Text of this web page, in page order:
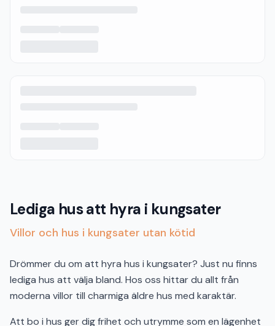
Lediga hus att hyra i kungsater
Villor och hus i kungsater utan kötid
Drömmer du om att hyra hus i kungsater? Just nu finns
lediga hus att välja bland. Hos oss hittar du allt från
moderna villor till charmiga äldre hus med karaktär.
Att bo i hus ger dig frihet och utrymme som en lägenhet